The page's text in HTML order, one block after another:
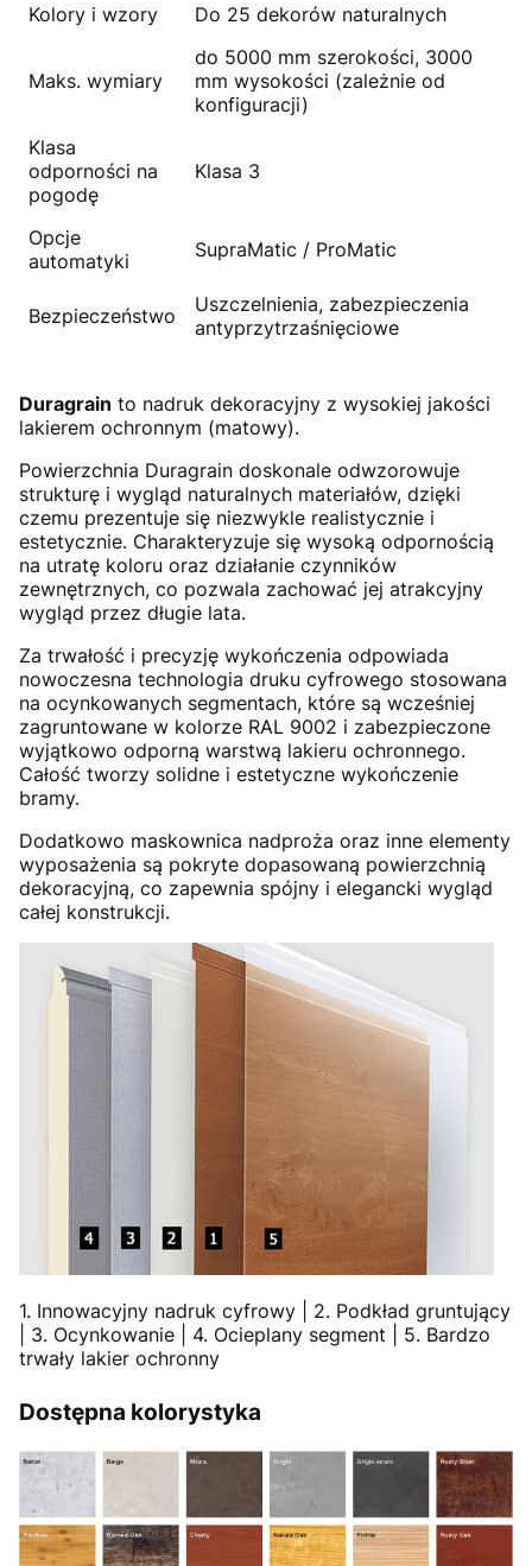
Kolory i wzory
Do 25 dekorów naturalnych
Maks. wymiary
do 5000 mm szerokości, 3000
mm wysokości (zależnie od
konfiguracji)
Klasa
odporności na
pogodę
Klasa 3
Opcje
automatyki
SupraMatic / ProMatic
Bezpieczeństwo
Uszczelnienia, zabezpieczenia
antyprzytrzaśnięciowe
Duragrain to nadruk dekoracyjny z wysokiej jakości
lakierem ochronnym (matowy).
Powierzchnia Duragrain doskonale odwzorowuje
strukturę i wygląd naturalnych materiałów, dzięki
czemu prezentuje się niezwykle realistycznie i
estetycznie. Charakteryzuje się wysoką odpornością
na utratę koloru oraz działanie czynników
zewnętrznych, co pozwala zachować jej atrakcyjny
wygląd przez długie lata.
Za trwałość i precyzję wykończenia odpowiada
nowoczesna technologia druku cyfrowego stosowana
na ocynkowanych segmentach, które są wcześniej
zagruntowane w kolorze RAL 9002 i zabezpieczone
wyjątkowo odporną warstwą lakieru ochronnego.
Całość tworzy solidne i estetyczne wykończenie
bramy.
Dodatkowo maskownica nadproża oraz inne elementy
wyposażenia są pokryte dopasowaną powierzchnią
dekoracyjną, co zapewnia spójny i elegancki wygląd
całej konstrukcji.
1. Innowacyjny nadruk cyfrowy | 2. Podkład gruntujący
| 3. Ocynkowanie | 4. Ocieplany segment | 5. Bardzo
trwały lakier ochronny
Dostępna kolorystyka